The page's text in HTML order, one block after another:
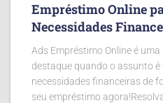
Empréstimo Online
Necessidades
Ads Empréstimo Online é
destaque quando o assunto
necessidades financeiras de
seu empréstimo